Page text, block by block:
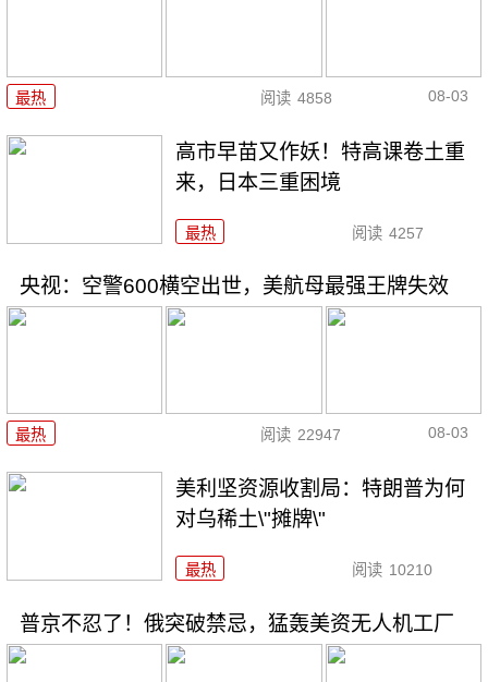
最热 阅读 4858 08-03
高市早苗又作妖！特高课卷土重
来，日本三重困境
最热 阅读 4257
央视：空警600横空出世，美航母最强王牌失效
最热 阅读 22947 08-03
美利坚资源收割局：特朗普为何
对乌稀土\"摊牌\"
最热 阅读 10210
普京不忍了！俄突破禁忌，猛轰美资无人机工厂